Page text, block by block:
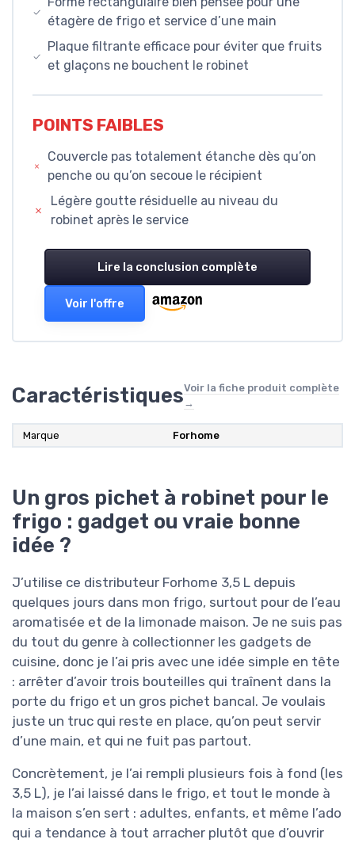
étagère de frigo et service d’une main
Plaque filtrante efficace pour éviter que fruits
et glaçons ne bouchent le robinet
POINTS FAIBLES
Couvercle pas totalement étanche dès qu’on
penche ou qu’on secoue le récipient
Légère goutte résiduelle au niveau du
robinet après le service
Lire la conclusion complète
Voir l'offre
CaractéristiquesVoir la fiche produit complète
→
Marque Forhome
Un gros pichet à robinet pour le
frigo : gadget ou vraie bonne
idée ?
J’utilise ce distributeur Forhome 3,5 L depuis
quelques jours dans mon frigo, surtout pour de l’eau
aromatisée et de la limonade maison. Je ne suis pas
du tout du genre à collectionner les gadgets de
cuisine, donc je l’ai pris avec une idée simple en tête
: arrêter d’avoir trois bouteilles qui traînent dans la
porte du frigo et un gros pichet bancal. Je voulais
juste un truc qui reste en place, qu’on peut servir
d’une main, et qui ne fuit pas partout.
Concrètement, je l’ai rempli plusieurs fois à fond (les
3,5 L), je l’ai laissé dans le frigo, et tout le monde à
la maison s’en sert : adultes, enfants, et même l’ado
qui a tendance à tout arracher plutôt que d’ouvrir